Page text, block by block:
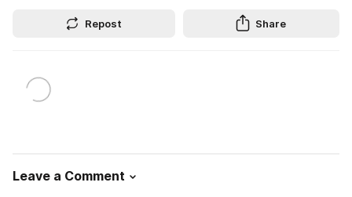
Repost Share
Leave a Comment